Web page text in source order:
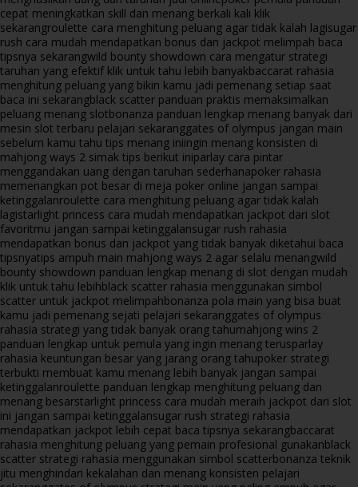
cepat meningkatkan skill dan menang berkali kali klik
sekarangroulette cara menghitung peluang agar tidak kalah lagisugar
rush cara mudah mendapatkan bonus dan jackpot melimpah baca
tipsnya sekarangwild bounty showdown cara mengatur strategi
taruhan yang efektif klik untuk tahu lebih banyakbaccarat rahasia
menghitung peluang yang bikin kamu jadi pemenang setiap saat
baca ini sekarangblack scatter panduan praktis memaksimalkan
peluang menang slotbonanza panduan lengkap menang banyak dari
mesin slot terbaru pelajari sekaranggates of olympus jangan main
sebelum kamu tahu tips menang iniingin menang konsisten di
mahjong ways 2 simak tips berikut iniparlay cara pintar
menggandakan uang dengan taruhan sederhanapoker rahasia
memenangkan pot besar di meja poker online jangan sampai
ketinggalanroulette cara menghitung peluang agar tidak kalah
lagistarlight princess cara mudah mendapatkan jackpot dari slot
favoritmu jangan sampai ketinggalansugar rush rahasia
mendapatkan bonus dan jackpot yang tidak banyak diketahui baca
tipsnyatips ampuh main mahjong ways 2 agar selalu menangwild
bounty showdown panduan lengkap menang di slot dengan mudah
klik untuk tahu lebihblack scatter rahasia menggunakan simbol
scatter untuk jackpot melimpahbonanza pola main yang bisa buat
kamu jadi pemenang sejati pelajari sekaranggates of olympus
rahasia strategi yang tidak banyak orang tahumahjong wins 2
panduan lengkap untuk pemula yang ingin menang terusparlay
rahasia keuntungan besar yang jarang orang tahupoker strategi
terbukti membuat kamu menang lebih banyak jangan sampai
ketinggalanroulette panduan lengkap menghitung peluang dan
menang besarstarlight princess cara mudah meraih jackpot dari slot
ini jangan sampai ketinggalansugar rush strategi rahasia
mendapatkan jackpot lebih cepat baca tipsnya sekarangbaccarat
rahasia menghitung peluang yang pemain profesional gunakanblack
scatter strategi rahasia menggunakan simbol scatterbonanza teknik
jitu menghindari kekalahan dan menang konsisten pelajari